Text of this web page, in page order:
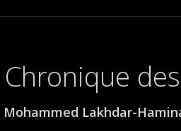
Chronique
Mohammed Lakhdar-